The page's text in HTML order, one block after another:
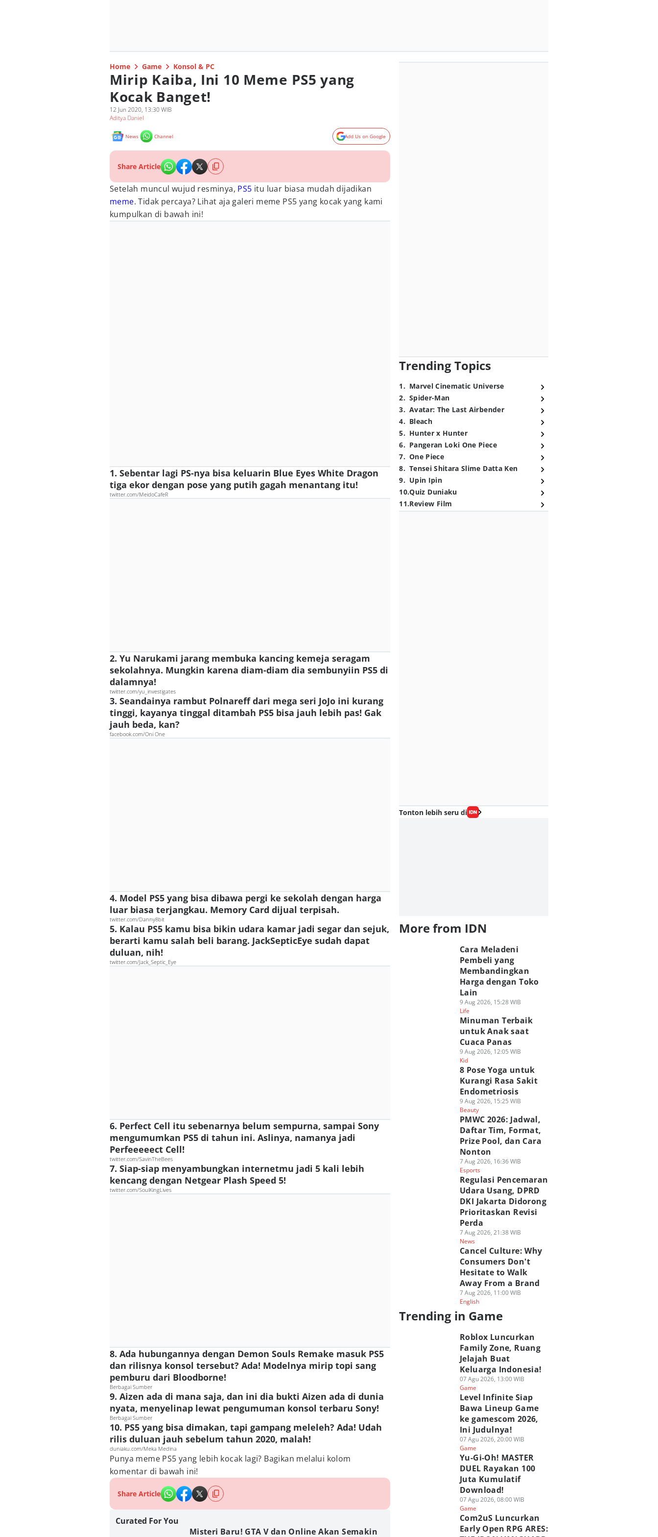
Home Game Konsol & PC
Mirip Kaiba, Ini 10 Meme PS5 yang
Kocak Banget!
12 Jun 2020, 13:30 WIB
Aditya Daniel
News Channel Add Us on Google
Share Article
Setelah muncul wujud resminya, PS5 itu luar biasa mudah dijadikan
meme. Tidak percaya? Lihat aja galeri meme PS5 yang kocak yang kami
kumpulkan di bawah ini!
1. Sebentar lagi PS-nya bisa keluarin Blue Eyes White Dragon
tiga ekor dengan pose yang putih gagah menantang itu!
twitter.com/MeidoCafeR
2. Yu Narukami jarang membuka kancing kemeja seragam
sekolahnya. Mungkin karena diam-diam dia sembunyiin PS5 di
dalamnya!
twitter.com/yu_investigates
3. Seandainya rambut Polnareff dari mega seri JoJo ini kurang
tinggi, kayanya tinggal ditambah PS5 bisa jauh lebih pas! Gak
jauh beda, kan?
facebook.com/Oni One
4. Model PS5 yang bisa dibawa pergi ke sekolah dengan harga
luar biasa terjangkau. Memory Card dijual terpisah.
twitter.com/Danny8bit
5. Kalau PS5 kamu bisa bikin udara kamar jadi segar dan sejuk,
berarti kamu salah beli barang. JackSepticEye sudah dapat
duluan, nih!
twitter.com/Jack_Septic_Eye
6. Perfect Cell itu sebenarnya belum sempurna, sampai Sony
mengumumkan PS5 di tahun ini. Aslinya, namanya jadi
Perfeeeeect Cell!
twitter.com/SavinTheBees
7. Siap-siap menyambungkan internetmu jadi 5 kali lebih
kencang dengan Netgear Plash Speed 5!
twitter.com/SoulKingLives
8. Ada hubungannya dengan Demon Souls Remake masuk PS5
dan rilisnya konsol tersebut? Ada! Modelnya mirip topi sang
pemburu dari Bloodborne!
Berbagai Sumber
9. Aizen ada di mana saja, dan ini dia bukti Aizen ada di dunia
nyata, menyelinap lewat pengumuman konsol terbaru Sony!
Berbagai Sumber
10. PS5 yang bisa dimakan, tapi gampang meleleh? Ada! Udah
rilis duluan jauh sebelum tahun 2020, malah!
duniaku.com/Meka Medina
Punya meme PS5 yang lebih kocak lagi? Bagikan melalui kolom
komentar di bawah ini!
Share Article
Curated For You
Misteri Baru! GTA V dan Online Akan Semakin
Trending Topics
1. Marvel Cinematic Universe
2. Spider-Man
3. Avatar: The Last Airbender
4. Bleach
5. Hunter x Hunter
6. Pangeran Loki One Piece
7. One Piece
8. Tensei Shitara Slime Datta Ken
9. Upin Ipin
10.Quiz Duniaku
11.Review Film
Tonton lebih seru di
More from IDN
Cara Meladeni
Pembeli yang
Membandingkan
Harga dengan Toko
Lain
9 Aug 2026, 15:28 WIB
Life
Minuman Terbaik
untuk Anak saat
Cuaca Panas
9 Aug 2026, 12:05 WIB
Kid
8 Pose Yoga untuk
Kurangi Rasa Sakit
Endometriosis
9 Aug 2026, 15:25 WIB
Beauty
PMWC 2026: Jadwal,
Daftar Tim, Format,
Prize Pool, dan Cara
Nonton
7 Aug 2026, 16:36 WIB
Esports
Regulasi Pencemaran
Udara Usang, DPRD
DKI Jakarta Didorong
Prioritaskan Revisi
Perda
7 Aug 2026, 21:38 WIB
News
Cancel Culture: Why
Consumers Don't
Hesitate to Walk
Away From a Brand
7 Aug 2026, 11:00 WIB
English
Trending in Game
Roblox Luncurkan
Family Zone, Ruang
Jelajah Buat
Keluarga Indonesia!
07 Agu 2026, 13:00 WIB
Game
Level Infinite Siap
Bawa Lineup Game
ke gamescom 2026,
Ini Judulnya!
07 Agu 2026, 20:00 WIB
Game
Yu-Gi-Oh! MASTER
DUEL Rayakan 100
Juta Kumulatif
Download!
07 Agu 2026, 08:00 WIB
Game
Com2uS Luncurkan
Early Open RPG ARES: